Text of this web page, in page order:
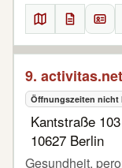
9. activitas.net
Öffnungszeiten nicht
Kantstraße 103
10627 Berlin
Gesundheit,